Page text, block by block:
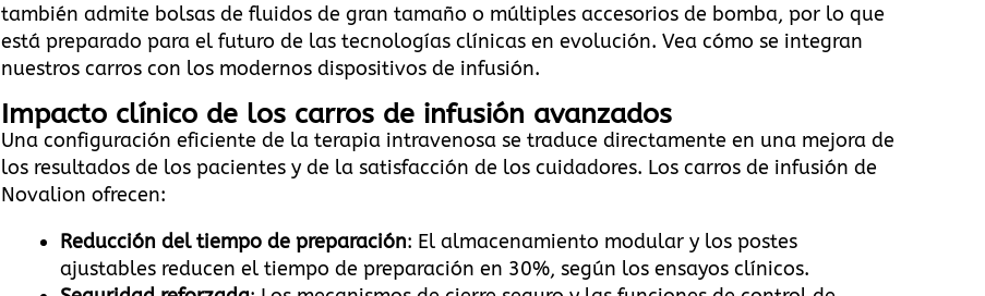
también admite bolsas de fluidos de gran tamaño o múltiples accesorios de bomba, por lo que
está preparado para el futuro de las tecnologías clínicas en evolución. Vea cómo se integran
nuestros carros con los modernos dispositivos de infusión.
Impacto clínico de los carros de infusión avanzados
Una configuración eficiente de la terapia intravenosa se traduce directamente en una mejora de
los resultados de los pacientes y de la satisfacción de los cuidadores. Los carros de infusión de
Novalion ofrecen:
Reducción del tiempo de preparación: El almacenamiento modular y los postes
ajustables reducen el tiempo de preparación en 30%, según los ensayos clínicos.